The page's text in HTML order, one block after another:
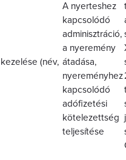
(név,
A nyerteshez
kapcsolódó
adminisztráció,
a nyeremény
átadása,
nyereményhez
kapcsolódó
adófizetési
kötelezettség
teljesítése